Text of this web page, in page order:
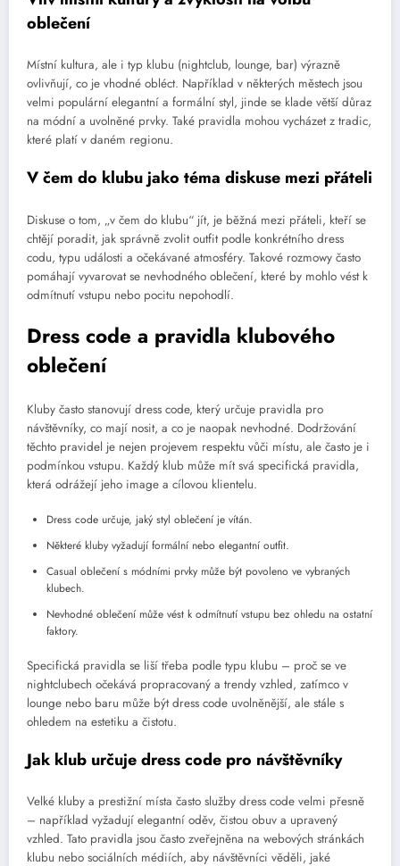
oblečení
Místní kultura, ale i typ klubu (nightclub, lounge, bar) výrazně
ovlivňují, co je vhodné obléct. Například v některých městech jsou
velmi populární elegantní a formální styl, jinde se klade větší důraz
na módní a uvolněné prvky. Také pravidla mohou vycházet z tradic,
které platí v daném regionu.
V čem do klubu jako téma diskuse mezi přáteli
Diskuse o tom, „v čem do klubu“ jít, je běžná mezi přáteli, kteří se
chtějí poradit, jak správně zvolit outfit podle konkrétního dress
codu, typu události a očekávané atmosféry. Takové rozmowy často
pomáhají vyvarovat se nevhodného oblečení, které by mohlo vést k
odmítnutí vstupu nebo pocitu nepohodlí.
Dress code a pravidla klubového
oblečení
Kluby často stanovují dress code, který určuje pravidla pro
návštěvníky, co mají nosit, a co je naopak nevhodné. Dodržování
těchto pravidel je nejen projevem respektu vůči místu, ale často je i
podmínkou vstupu. Každý klub může mít svá specifická pravidla,
která odrážejí jeho image a cílovou klientelu.
Dress code určuje, jaký styl oblečení je vítán.
Některé kluby vyžadují formální nebo elegantní outfit.
Casual oblečení s módními prvky může být povoleno ve vybraných
klubech.
Nevhodné oblečení může vést k odmítnutí vstupu bez ohledu na ostatní
faktory.
Specifická pravidla se liší třeba podle typu klubu – proč se ve
nightclubech očekává propracovaný a trendy vzhled, zatímco v
lounge nebo baru může být dress code uvolněnější, ale stále s
ohledem na estetiku a čistotu.
Jak klub určuje dress code pro návštěvníky
Velké kluby a prestižní místa často služby dress code velmi přesně
– například vyžadují elegantní oděv, čistou obuv a upravený
vzhled. Tato pravidla jsou často zveřejněna na webových stránkách
klubu nebo sociálních médiích, aby návštěvníci věděli, jaké